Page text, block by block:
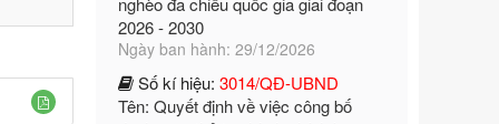
Số kí hiệu:
3014/QĐ-UBND
Tên: Quyết định về việc công bố
hành mới, sửa đổi bổ sung trong lĩnh
vực hỗ trợ đầu tư, lĩnh vực đấu thầu